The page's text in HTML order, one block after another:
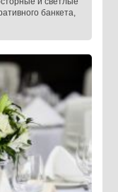
банкета,